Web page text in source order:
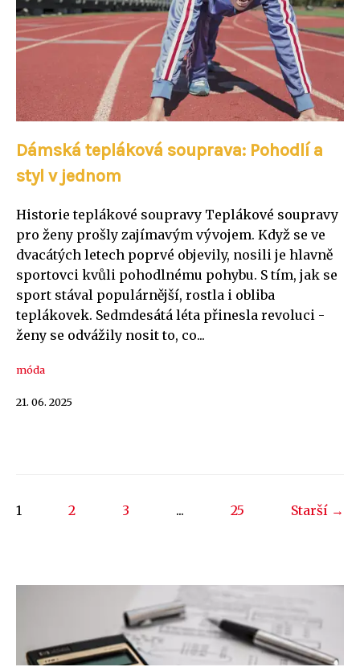
Dámská tepláková souprava: Pohodlí a
styl v jednom
Historie teplákové soupravy Teplákové soupravy
pro ženy prošly zajímavým vývojem. Když se ve
dvacátých letech poprvé objevily, nosili je hlavně
sportovci kvůli pohodlnému pohybu. S tím, jak se
sport stával populárnější, rostla i obliba
teplákovek. Sedmdesátá léta přinesla revoluci -
ženy se odvážily nosit to, co...
móda
21. 06. 2025
1 2 3 ... 25 Starší →